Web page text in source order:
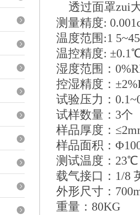
透过面罩zui
测量精度: 0.0
温度范围:1 5~45
温控精度:
湿度范围：
控湿精度：
试验压力：0.1~
试样数量：3个
样品厚度：
样品面积：Φ10
测试温度：23℃
载气接口：1/8
外形尺寸：
重量：80KG